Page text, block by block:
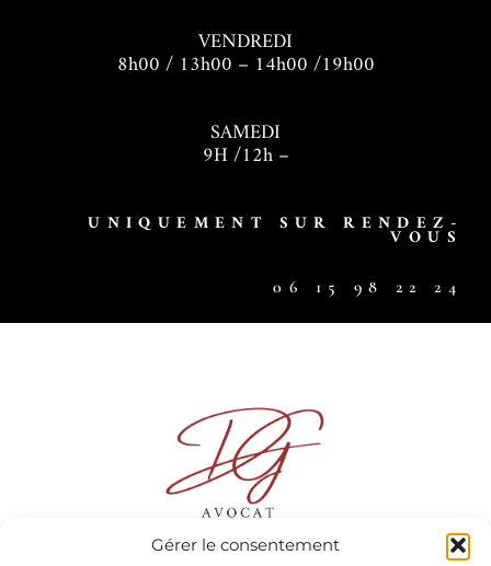
Gérer le consentement
VENDREDI
8h00 / 13h00 – 14h00 /19h00
SAMEDI
9H /12h –
UNIQUEMENT SUR RENDEZ-
VOUS
06 15 98 22 24